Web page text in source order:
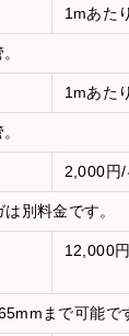
1mあた
1mあた
2,000円/
別料金です。
12,000
まで可能で